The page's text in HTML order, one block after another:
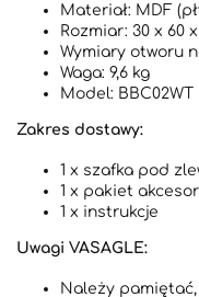
Materiał: MDF
Rozmiar: 30 x 60
Wymiary otworu
Waga: 9,6 kg
Model: BBC02WT
Zakres dostawy:
1 x szafka pod
1 x pakiet
1 x instrukcje
Uwagi VASAGLE:
Należy